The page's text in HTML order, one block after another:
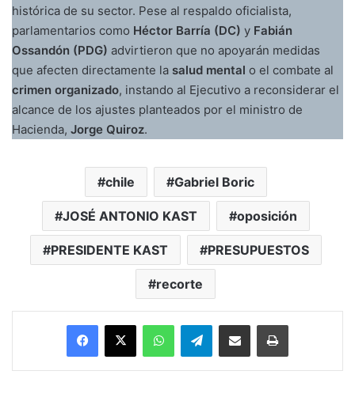
histórica de su sector. Pese al respaldo oficialista,
parlamentarios como Héctor Barría (DC) y Fabián
Ossandón (PDG) advirtieron que no apoyarán medidas
que afecten directamente la salud mental o el combate al
crimen organizado, instando al Ejecutivo a reconsiderar el
alcance de los ajustes planteados por el ministro de
Hacienda, Jorge Quiroz.
chile Gabriel Boric
JOSÉ ANTONIO KAST oposición
PRESIDENTE KAST PRESUPUESTOS
recorte
Facebook
X WhatsAppTelegramEnviar vía email Imprimir